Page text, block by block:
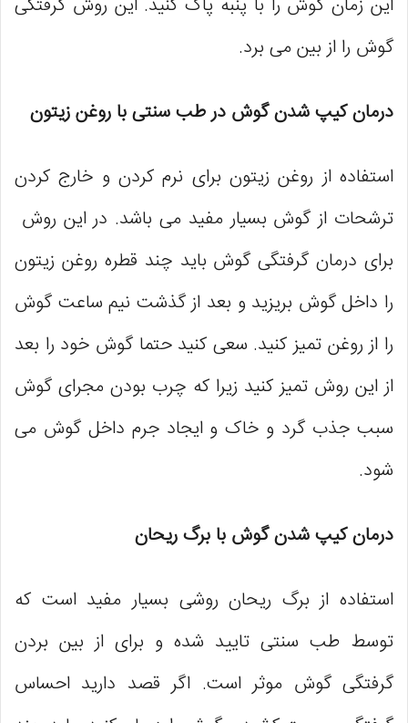
این زمان گوش را با پنبه پاک کنید. این روش گرفتگی
گوش را از بین می ‌برد.
درمان کیپ شدن گوش در طب سنتی با روغن زیتون
استفاده از روغن زیتون برای نرم کردن و خارج کردن
ترشحات از گوش بسیار مفید می باشد. در این روش
برای درمان گرفتگی گوش باید چند قطره روغن زیتون
را داخل گوش بریزید و بعد از گذشت نیم ساعت گوش
را از روغن تمیز کنید. سعی کنید حتما گوش خود را بعد
از این روش تمیز کنید زیرا که چرب بودن مجرای گوش
سبب جذب گرد و خاک و ایجاد جرم داخل گوش می
‌شود.
درمان کیپ شدن گوش با برگ ریحان
استفاده از برگ ریحان روشی بسیار مفید است که
توسط طب سنتی تایید شده و برای از بین بردن
گرفتگی گوش موثر است. اگر قصد دارید احساس